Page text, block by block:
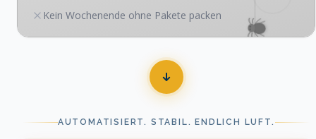
Kein Wochenende ohne Pakete packen
AUTOMATISIERT. STABIL. ENDLICH LUFT.